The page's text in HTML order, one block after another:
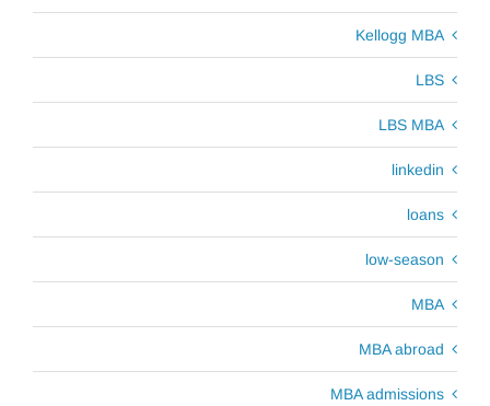
Kellogg MBA
LBS
LBS MBA
linkedin
loans
low-season
MBA
MBA abroad
MBA admissions